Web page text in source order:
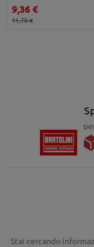
9,36 €
11,70 €
Stai cercando